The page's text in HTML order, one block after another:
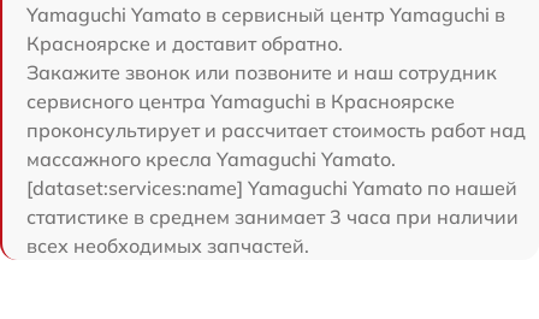
Yamaguchi Yamato в сервисный центр Yamaguchi в
Красноярске и доставит обратно.
Закажите звонок или позвоните и наш сотрудник
сервисного центра Yamaguchi в Красноярске
проконсультирует и рассчитает стоимость работ над
массажного кресла Yamaguchi Yamato.
[dataset:services:name] Yamaguchi Yamato по нашей
статистике в среднем занимает 3 часа при наличии
всех необходимых запчастей.